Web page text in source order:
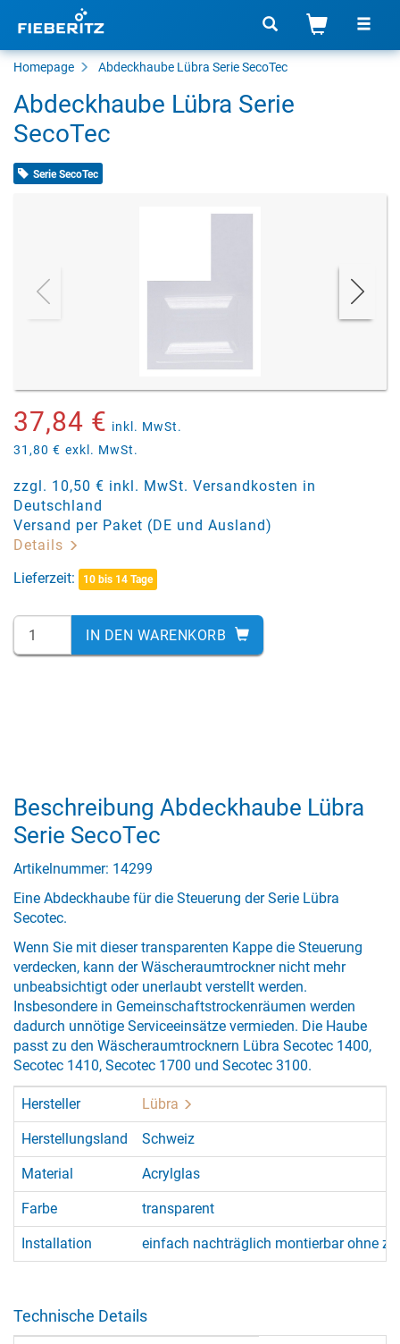
Homepage Abdeckhaube Lübra Serie SecoTec
Abdeckhaube Lübra Serie
SecoTec
Serie SecoTec
37,84 € inkl. MwSt.
31,80 € exkl. MwSt.
zzgl. 10,50 € inkl. MwSt. Versandkosten in
Deutschland
Versand per Paket (DE und Ausland)
Details
Lieferzeit:
10 bis 14 Tage
IN DEN WARENKORB
Beschreibung Abdeckhaube Lübra
Serie SecoTec
Artikelnummer: 14299
Eine Abdeckhaube für die Steuerung der Serie Lübra
Secotec.
Wenn Sie mit dieser transparenten Kappe die Steuerung
verdecken, kann der Wäscheraumtrockner nicht mehr
unbeabsichtigt oder unerlaubt verstellt werden.
Insbesondere in Gemeinschaftstrockenräumen werden
dadurch unnötige Serviceeinsätze vermieden. Die Haube
passt zu den Wäscheraumtrocknern Lübra Secotec 1400,
Secotec 1410, Secotec 1700 und Secotec 3100.
Hersteller Lübra
Herstellungsland Schweiz
Material Acrylglas
Farbe transparent
Installation einfach nachträglich montierbar ohne
Technische Details